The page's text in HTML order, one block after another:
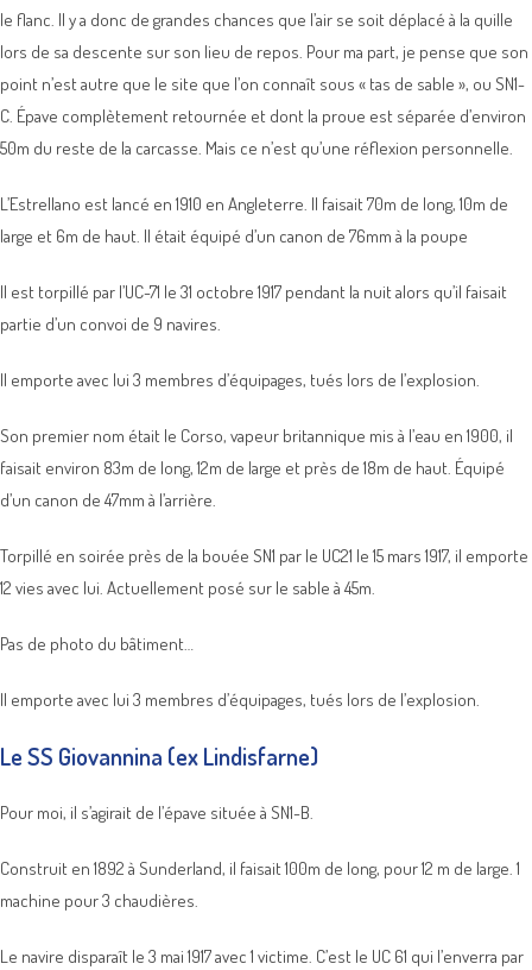
le flanc. Il y a donc de grandes chances que l’air se soit déplacé à la quille
lors de sa descente sur son lieu de repos. Pour ma part, je pense que son
point n’est autre que le site que l’on connaît sous « tas de sable », ou SN1-
C. Épave complètement retournée et dont la proue est séparée d’environ
50m du reste de la carcasse. Mais ce n’est qu’une réflexion personnelle.
L’Estrellano est lancé en 1910 en Angleterre. Il faisait 70m de long, 10m de
large et 6m de haut. Il était équipé d’un canon de 76mm à la poupe
Il est torpillé par l’UC-71 le 31 octobre 1917 pendant la nuit alors qu’il faisait
partie d’un convoi de 9 navires.
Il emporte avec lui 3 membres d’équipages, tués lors de l’explosion.
Son premier nom était le Corso, vapeur britannique mis à l’eau en 1900, il
faisait environ 83m de long, 12m de large et près de 18m de haut. Équipé
d’un canon de 47mm à l’arrière.
Torpillé en soirée près de la bouée SN1 par le UC21 le 15 mars 1917, il emporte
12 vies avec lui. Actuellement posé sur le sable à 45m.
Pas de photo du bâtiment…
Il emporte avec lui 3 membres d’équipages, tués lors de l’explosion.
Le SS Giovannina (ex Lindisfarne)
Pour moi, il s’agirait de l’épave située à SN1-B.
Construit en 1892 à Sunderland, il faisait 100m de long, pour 12 m de large. 1
machine pour 3 chaudières.
Le navire disparaît le 3 mai 1917 avec 1 victime. C’est le UC 61 qui l’enverra par